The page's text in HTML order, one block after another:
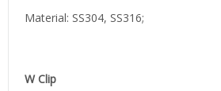
Material: SS304, SS316;
W Clip